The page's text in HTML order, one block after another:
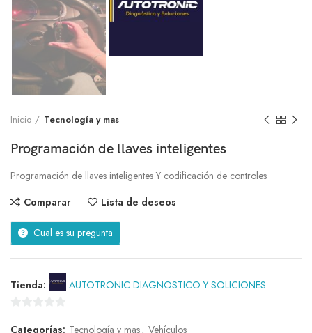
Inicio Tecnología y mas
Programación de llaves inteligentes
Programación de llaves inteligentes Y codificación de controles
Comparar
Lista de deseos
Cual es su pregunta
Tienda: AUTOTRONIC DIAGNOSTICO Y SOLICIONES
Categorías: Tecnología y mas, Vehículos